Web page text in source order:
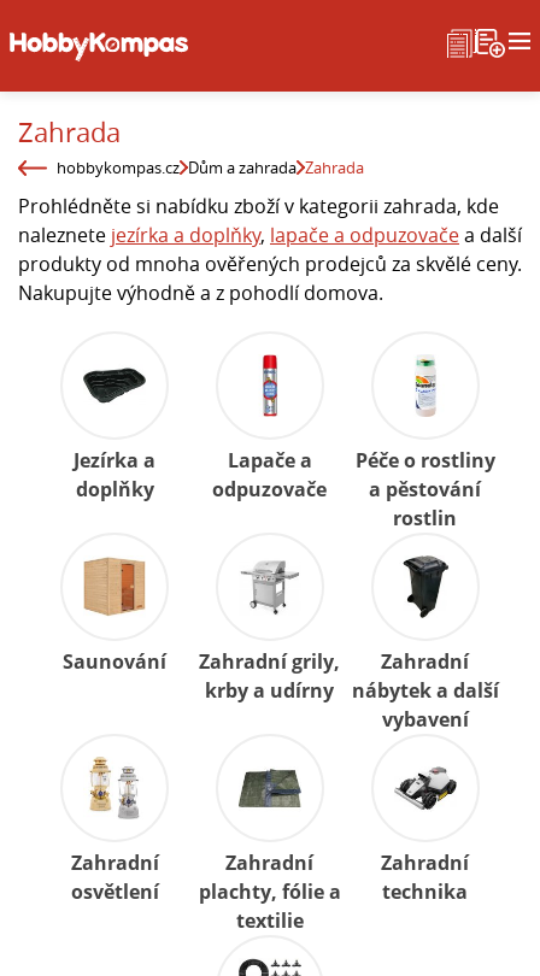
Zahrada
hobbykompas.cz Dům a zahrada Zahrada
Prohlédněte si nabídku zboží v kategorii zahrada, kde
naleznete jezírka a doplňky, lapače a odpuzovačea další
produkty od mnoha ověřených prodejců za skvělé ceny.
Nakupujte výhodně a z pohodlí domova.
Jezírka a
doplňky
Lapače a
odpuzovače
Péče o rostliny
a pěstování
rostlin
Saunování
Zahradní grily,
krby a udírny
Zahradní
nábytek a další
vybavení
Zahradní
osvětlení
Zahradní
plachty, fólie a
textilie
Zahradní
technika